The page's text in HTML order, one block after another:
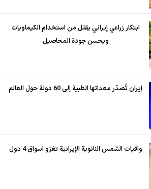
ابتكار زراعي إيراني يقلل من استخدام الكيماويات
ويحسن جودة المحاصيل
إيران تُصدّر معداتها الطبية إلى 60 دولة حول العالم
واقيات الشمس النانوية الإيرانية تغزو اسواق 4 دول